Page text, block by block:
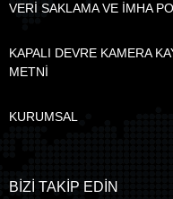
VERİ SAKLAMA VE İMHA
KAPALI DEVRE KAMERA
METNİ
KURUMSAL
BİZİ TAKİP EDİN